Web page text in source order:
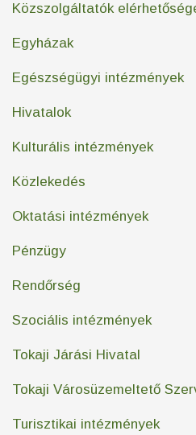
Közszolgáltatók
Egyházak
Egészségügyi intézmények
Hivatalok
Kulturális intézmények
Közlekedés
Oktatási intézmények
Pénzügy
Rendőrség
Szociális intézmények
Tokaji Járási Hivatal
Tokaji Városüzemeltető
Turisztikai intézmények